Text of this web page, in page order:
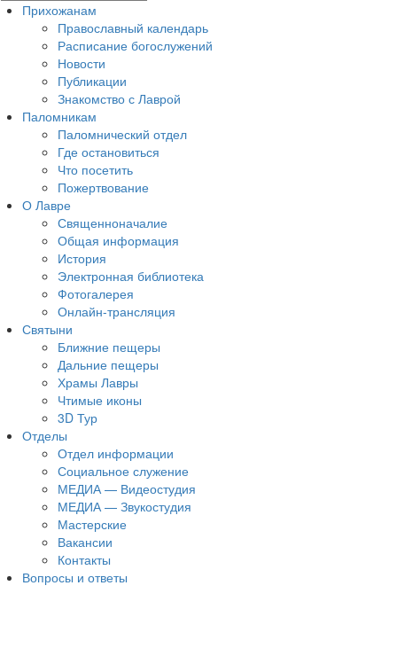
Прихожанам
Православный календарь
Расписание богослужений
Новости
Публикации
Знакомство с Лаврой
Паломникам
Паломнический отдел
Где остановиться
Что посетить
Пожертвование
О Лавре
Священноначалие
Общая информация
История
Электронная библиотека
Фотогалерея
Онлайн-трансляция
Святыни
Ближние пещеры
Дальние пещеры
Храмы Лавры
Чтимые иконы
3D Тур
Отделы
Отдел информации
Социальное служение
МЕДИА — Видеостудия
МЕДИА — Звукостудия
Мастерские
Вакансии
Контакты
Вопросы и ответы